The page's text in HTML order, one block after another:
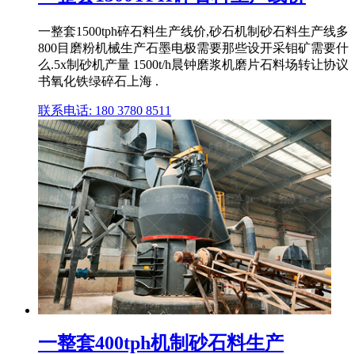
一整套1500tph碎石料生产线价,砂石机制砂石料生产线多
800目磨粉机械生产石墨电极需要那些设开采钼矿需要什
么.5x制砂机产量 1500t/h晨钟磨浆机磨片石料场转让协议
书氧化铁绿碎石上海 .
联系电话: 180 3780 8511
一整套400tph机制砂石料生产